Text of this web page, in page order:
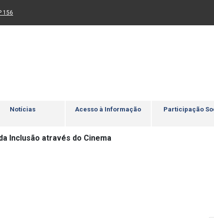
Ir para rodapé
para um novo sítio)
156
Notícias Acesso à Informação Participação
Inclusão através do Cinema